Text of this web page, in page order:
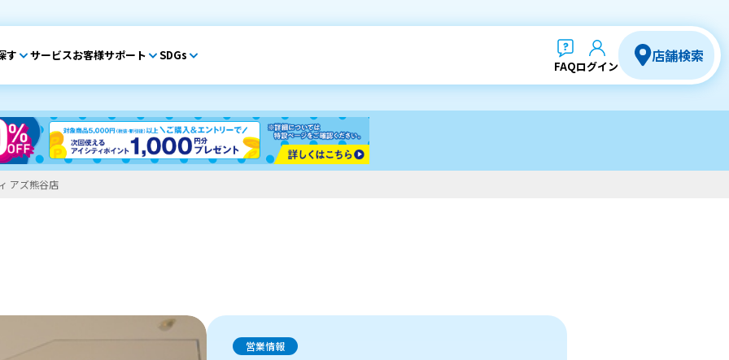
す サービスお客様サポート SDGs
FAQログイン
店舗検索
アズ熊谷店
営業情報